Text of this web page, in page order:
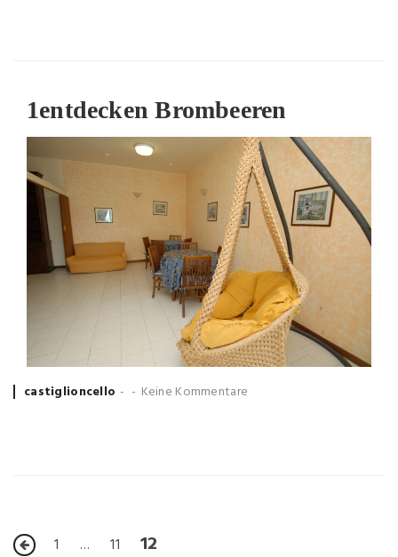
1entdecken Brombeeren
Posted
castiglioncello Keine Kommentare
1 … 11 12